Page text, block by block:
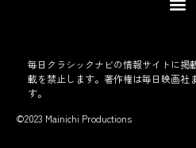
毎日クラシックナビの情報サイトに掲
載を禁止します。著作権は毎日映画社
す。
©2023 Mainichi Productions